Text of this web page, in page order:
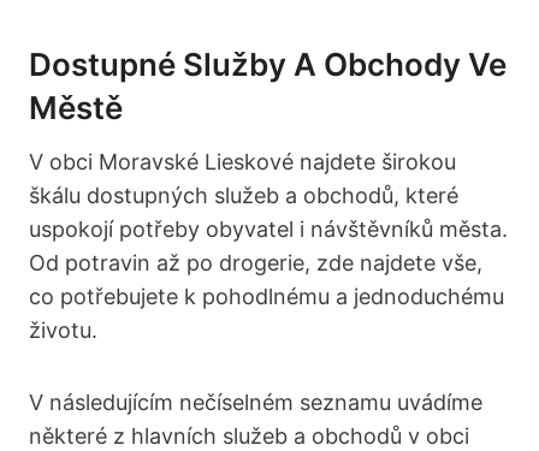
Dostupné Služby A Obchody Ve
Městě
V obci Moravské Lieskové najdete širokou
škálu dostupných služeb a obchodů, které
uspokojí potřeby obyvatel i návštěvníků města.
Od potravin až po drogerie, zde najdete vše,
co potřebujete k pohodlnému a jednoduchému
životu.
V následujícím nečíselném seznamu uvádíme
některé z hlavních služeb a obchodů v obci